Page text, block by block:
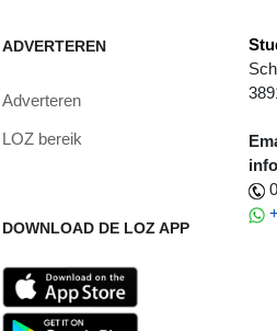
ADVERTEREN
Adverteren
LOZ bereik
DOWNLOAD DE LOZ APP